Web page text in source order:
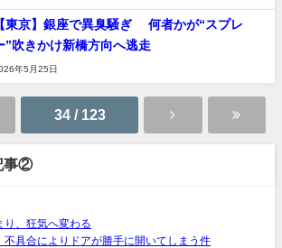
【東京】銀座で異臭騒ぎ 何者かが“スプレ
”吹きかけ新橋方向へ逃走
年5月25日
34 / 123
事②